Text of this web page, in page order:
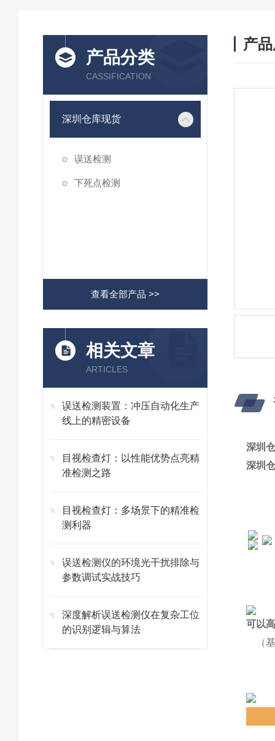
产品分类
CASSIFICATION
深圳仓库现货
误送检测
下死点检测
查看全部产品 >>
相关文章
ARTICLES
误送检测装置：冲压自动化生产
线上的精密设备
目视检查灯：以性能优势点亮精
准检测之路
目视检查灯：多场景下的精准检
测利器
误送检测仪的环境光干扰排除与
参数调试实战技巧
深度解析误送检测仪在复杂工位
的识别逻辑与算法
产
深圳
深圳
可以
（基